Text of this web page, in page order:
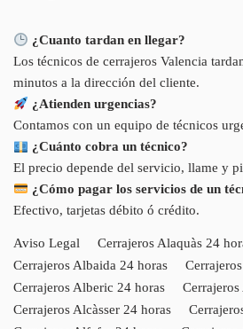
¿Cuanto tardan en llegar?
Los técnicos de cerrajeros Valencia
minutos a la dirección del cliente.
¿Atienden urgencias?
Contamos con un equipo de técnicos
¿Cuánto cobra un técnico?
El precio depende del servicio, llame y
¿Cómo pagar los servicios de un
Efectivo, tarjetas débito ó crédito.
Aviso Legal
Cerrajeros Alaquàs 24
Cerrajeros Albaida 24 horas
Cerrajeros Alberic 24 horas
Cerrajeros Alcàsser 24 horas